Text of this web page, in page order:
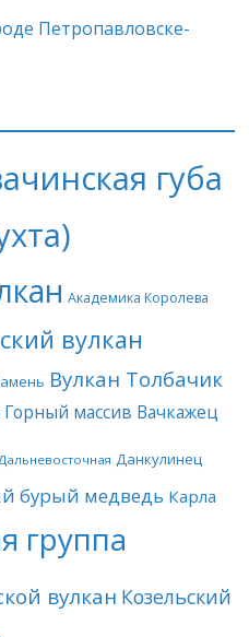
Петропавловске-
губа
Академика Королева
вулкан
Вулкан Толбачик
Горный массив Вачкажец
Данкулинец
бурый медведь Карла
группа
вулкан Козельский